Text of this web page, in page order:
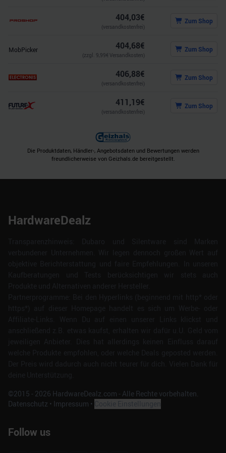
404,03€
(versandkostenfrei)
Zum Shop
MobPicker 404,68€
(zzgl. 9,99€ Versandkosten)
Zum Shop
406,88€
(versandkostenfrei)
Zum Shop
411,19€
(versandkostenfrei)
Zum Shop
Die Produktdaten, Händler-, Angebotsdaten und Bewertungen werden
freundlicherweise von Geizhals.de bereitgestellt.
HardwareDealz
©2015 - 2026 HardwareDealz.com - Alle Rechte vorbehalten.
Datenschutz • Impressum •
Follow us